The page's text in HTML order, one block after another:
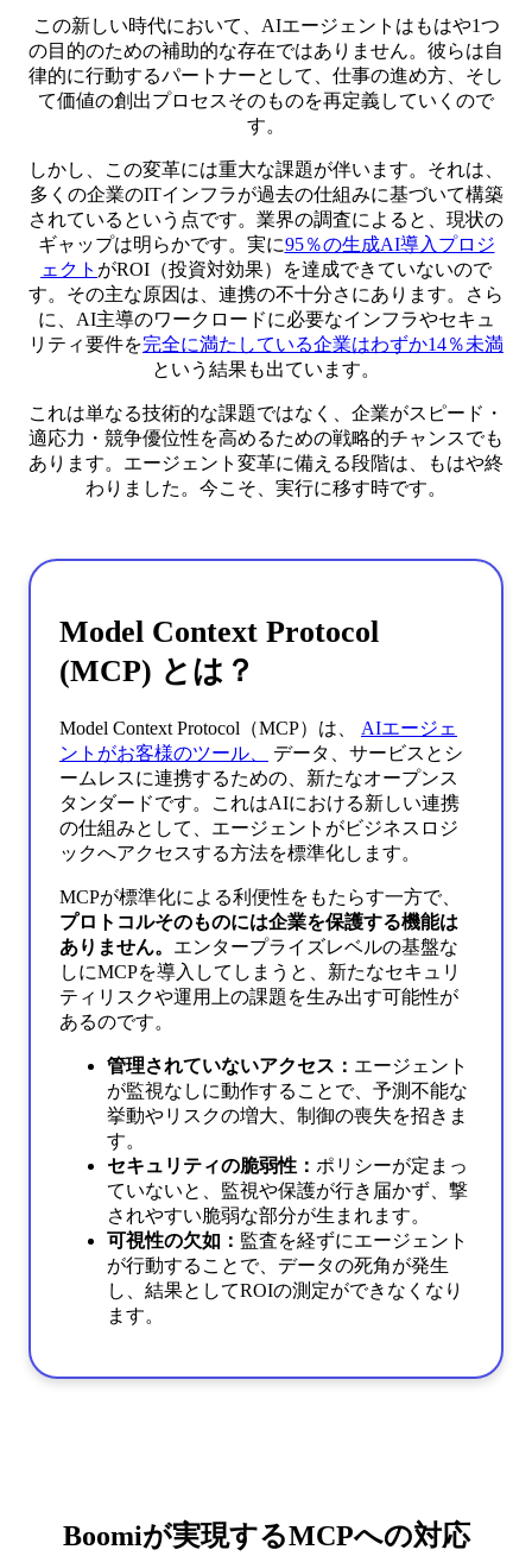
この新しい時代において、AIエージェントはもはや1つ
の目的のための補助的な存在ではありません。彼らは自
律的に行動するパートナーとして、仕事の進め方、そし
て価値の創出プロセスそのものを再定義していくので
す。
しかし、この変革には重大な課題が伴います。それは、
多くの企業のITインフラが過去の仕組みに基づいて構築
されているという点です。業界の調査によると、現状の
ギャップは明らかです。実に95％の生成AI導入プロジ
ェクト がROI（投資対効果）を達成できていないので
す。その主な原因は、連携の不十分さにあります。さら
に、AI主導のワークロードに必要なインフラやセキュ
リティ要件を完全に満たしている企業はわずか14％未満
という結果も出ています。
これは単なる技術的な課題ではなく、企業がスピード・
適応力・競争優位性を高めるための戦略的チャンスでも
あります。エージェント変革に備える段階は、もはや終
わりました。今こそ、実行に移す時です。
Model Context Protocol
(MCP) とは？
Model Context Protocol（MCP）は、 AIエージェ
ントがお客様のツール、
データ、サービスとシ
ームレスに連携するための、新たなオープンス
タンダードです。これはAIにおける新しい連携
の仕組みとして、エージェントがビジネスロジ
ックへアクセスする方法を標準化します。
MCPが標準化による利便性をもたらす一方で、
プロトコルそのものには企業を保護する機能は
ありません。 エンタープライズレベルの基盤な
しにMCPを導入してしまうと、新たなセキュリ
ティリスクや運用上の課題を生み出す可能性が
あるのです。
管理されていないアクセス： エージェント
が監視なしに動作することで、予測不能な
挙動やリスクの増大、制御の喪失を招きま
す。
セキュリティの脆弱性： ポリシーが定まっ
ていないと、監視や保護が行き届かず、撃
されやすい脆弱な部分が生まれます。
可視性の欠如： 監査を経ずにエージェント
が行動することで、データの死角が発生
し、結果としてROIの測定ができなくなり
ます。
Boomiが実現するMCPへの対応